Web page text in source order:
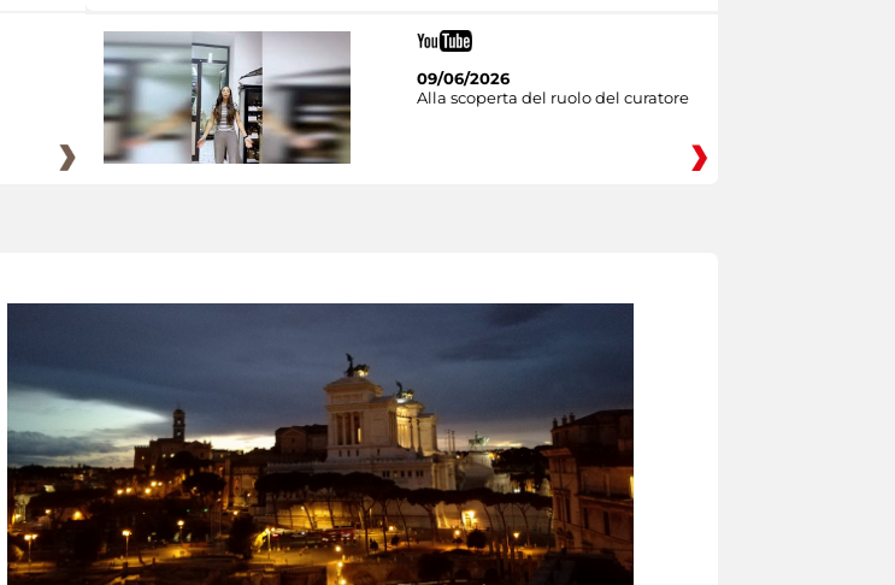
09/06/2026
Alla scoperta del ruolo del curatore